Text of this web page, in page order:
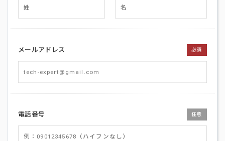
メールアドレス 必須
電話番号 任意